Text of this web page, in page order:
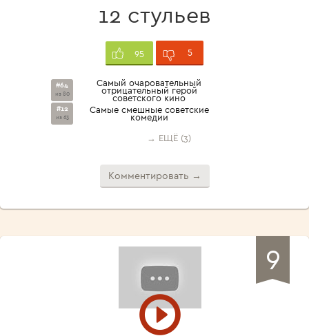
12 стульев
95 5
#64
из 80
Самый очаровательный
отрицательный герой
советского кино
#12
из 63
Самые смешные советские
комедии
→ ЕЩЁ (3)
Комментировать →
9